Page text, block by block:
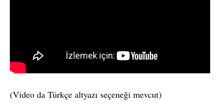
(Video da Türkçe altyazı seçeneği mevcut)